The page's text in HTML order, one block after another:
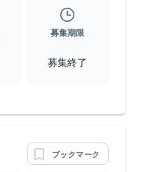
募集期限
募集終了
ブックマーク